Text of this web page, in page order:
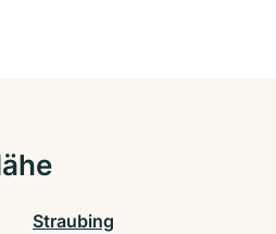
Straubing